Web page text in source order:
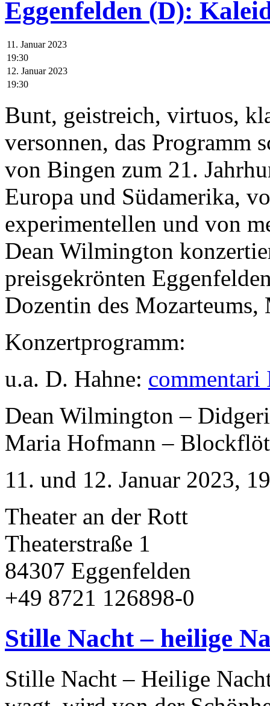
Eggenfelden (D):
11. Januar 2023
19:30
12. Januar 2023
19:30
Bunt, geistreich, virtuos,
versonnen, das Programm
von Bingen zum 21.
Europa und Südamerika,
experimentellen und von
Dean Wilmington
preisgekrönten
Dozentin des
Konzertprogramm:
u.a. D. Hahne:
Dean Wilmington –
Maria Hofmann –
11. und 12. Januar 2023,
Theater an der Rott
Theaterstraße 1
84307 Eggenfelden
+49 8721 126898-0
Stille Nacht – heilige
Stille Nacht – Heilige